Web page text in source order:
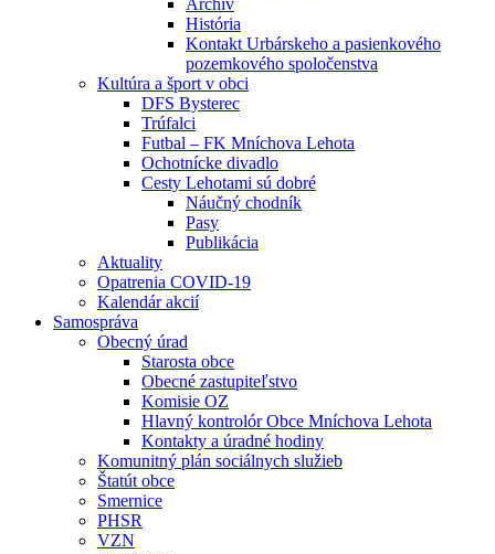
Archív
História
Kontakt Urbárskeho a pasienkového
pozemkového spoločenstva
Kultúra a šport v obci
DFS Bysterec
Trúfalci
Futbal – FK Mníchova Lehota
Ochotnícke divadlo
Cesty Lehotami sú dobré
Náučný chodník
Pasy
Publikácia
Aktuality
Opatrenia COVID-19
Kalendár akcií
Samospráva
Obecný úrad
Starosta obce
Obecné zastupiteľstvo
Komisie OZ
Hlavný kontrolór Obce Mníchova Lehota
Kontakty a úradné hodiny
Komunitný plán sociálnych služieb
Štatút obce
Smernice
PHSR
VZN